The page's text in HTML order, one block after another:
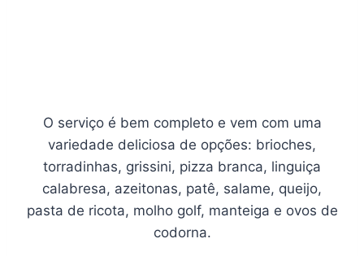
O serviço é bem completo e vem com uma
variedade deliciosa de opções: brioches,
torradinhas, grissini, pizza branca, linguiça
calabresa, azeitonas, patê, salame, queijo,
pasta de ricota, molho golf, manteiga e ovos de
codorna.